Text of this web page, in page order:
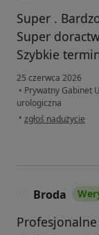
Super .
Super
Szybkie
25 czerwca 2026
• Prywatny Gabinet
urologiczna
• w opinii użytkownika
zgłoś nadużycie
Broda